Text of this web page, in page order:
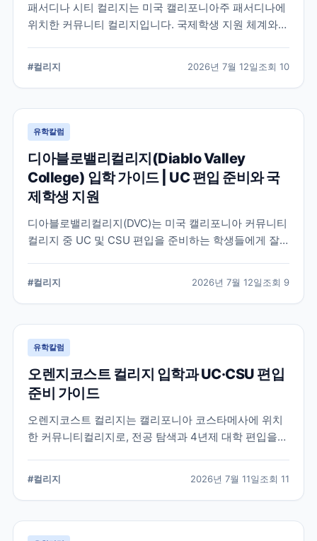
패서디나 시티 컬리지는 미국 캘리포니아주 패서디나에
위치한 커뮤니티 컬리지입니다. 국제학생 지원 체계와
#컬리지 2026년 7월 12일조회 10
유학칼럼
디아블로밸리컬리지(Diablo Valley
College) 입학 가이드 | UC 편입 준비와 국
제학생 지원
디아블로밸리컬리지(DVC)는 미국 캘리포니아 커뮤니티
컬리지 중 UC 및 CSU 편입을 준비하는 학생들에게 잘
정리했습니다.
#컬리지 2026년 7월 12일조회 9
유학칼럼
오렌지코스트 컬리지 입학과 UC·CSU 편입
준비 가이드
오렌지코스트 컬리지는 캘리포니아 코스타메사에 위치
한 커뮤니티컬리지로, 전공 탐색과 4년제 대학 편입을
#컬리지 2026년 7월 11일조회 11